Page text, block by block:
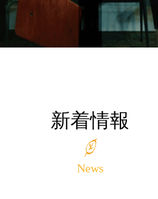
新着情報
News